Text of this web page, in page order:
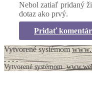
Nebol zatiaľ pridaný
dotaz ako prvý.
Pridať komentár
Vytvorené systémom
Vytvorené systémom